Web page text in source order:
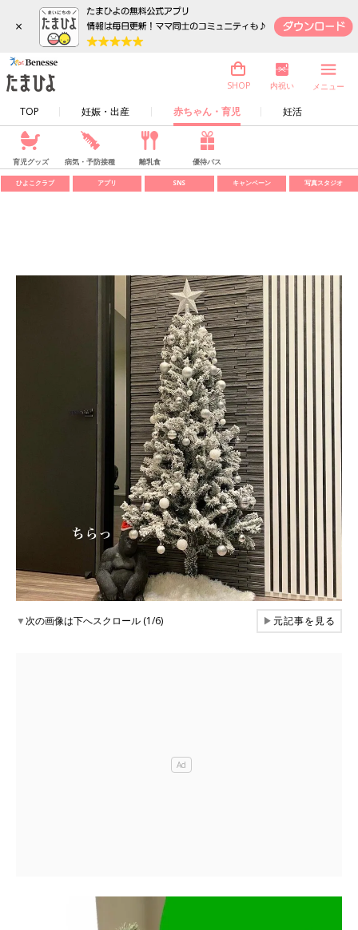
×
TOP 妊娠・出産 赤ちゃん・育児 妊活
SHOP 内祝い メニュー
育児グッズ 病気・予防接種 離乳食 優待パス
ひよこクラブ アプリ SNS キャンペーン 写真スタジオ
▼次の画像は下へスクロール (1/6) ▶元記事を見る